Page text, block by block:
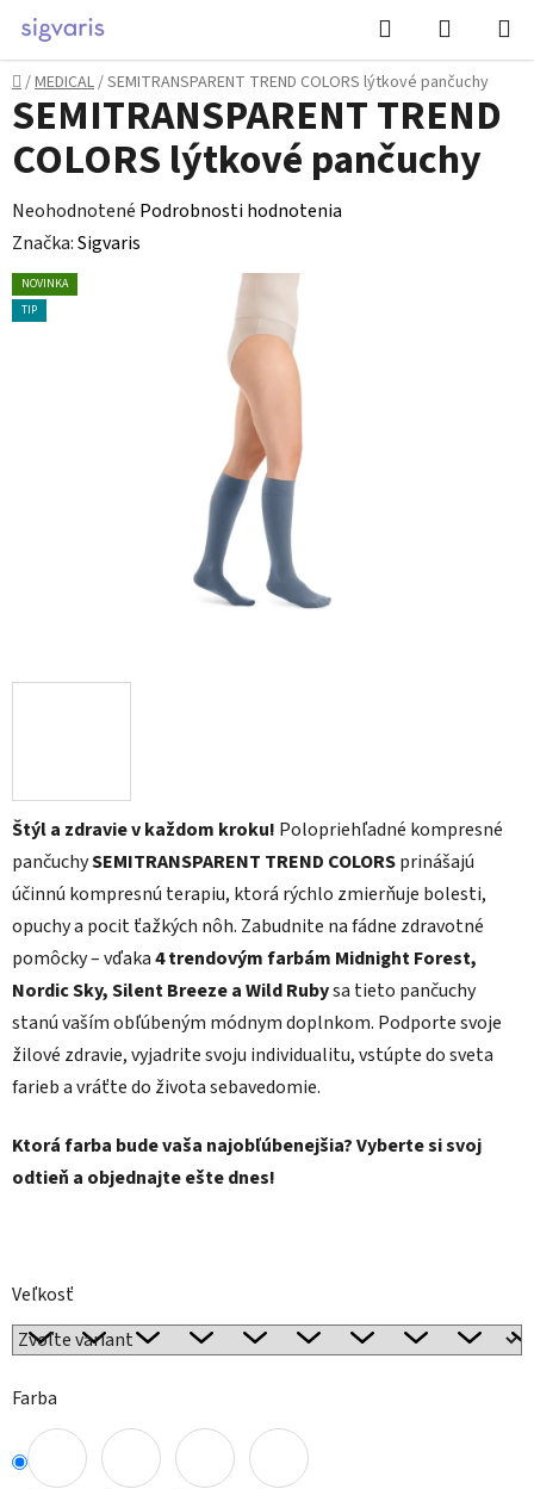
Prejsť
obsah
Hľadať
KOŠÍK
Domov
/MEDICAL/SEMITRANSPARENT TREND COLORS lýtkové pančuchy
Štýl a zdravie v každom kroku! Polopriehľadné kompresné
pančuchySEMITRANSPARENT TREND COLORSprinášajú
účinnú kompresnú terapiu, ktorá rýchlo zmierňuje bolesti,
opuchy a pocit ťažkých nôh. Zabudnite na fádne zdravotné
pomôcky – vďaka4 trendovým farbám Midnight Forest,
Nordic Sky, Silent Breeze a Wild Rubysa tieto pančuchy
stanú vaším obľúbeným módnym doplnkom. Podporte svoje
žilové zdravie, vyjadrite svoju individualitu, vstúpte do sveta
farieb a vráťte do života sebavedomie.
Ktorá farba bude vaša najobľúbenejšia? Vyberte si svoj
odtieň a objednajte ešte dnes!
Veľkosť
Farba
SEMITRANSPARENT TREND
COLORS lýtkové pančuchy
Priemerné
hodnotenie
produktu
je
Neohodnotené Podrobnosti hodnotenia
Značka:Sigvaris
NOVINKA
TIP